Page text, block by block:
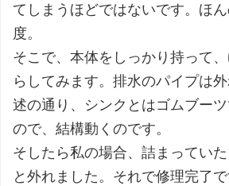
てしまうほどではないです。ほ
度。
そこで、本体をしっかり持って
らしてみます。排水のパイプは
述の通り、シンクとはゴムブー
ので、結構動くのです。
そしたら私の場合、詰まってい
と外れました。それで修理完了で